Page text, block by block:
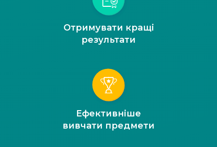
Отримувати кращі
результати
Ефективніше
вивчати предмети